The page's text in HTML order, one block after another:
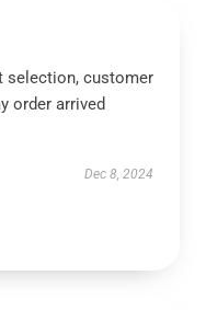
selection, customer
order arrived
Dec 8, 2024